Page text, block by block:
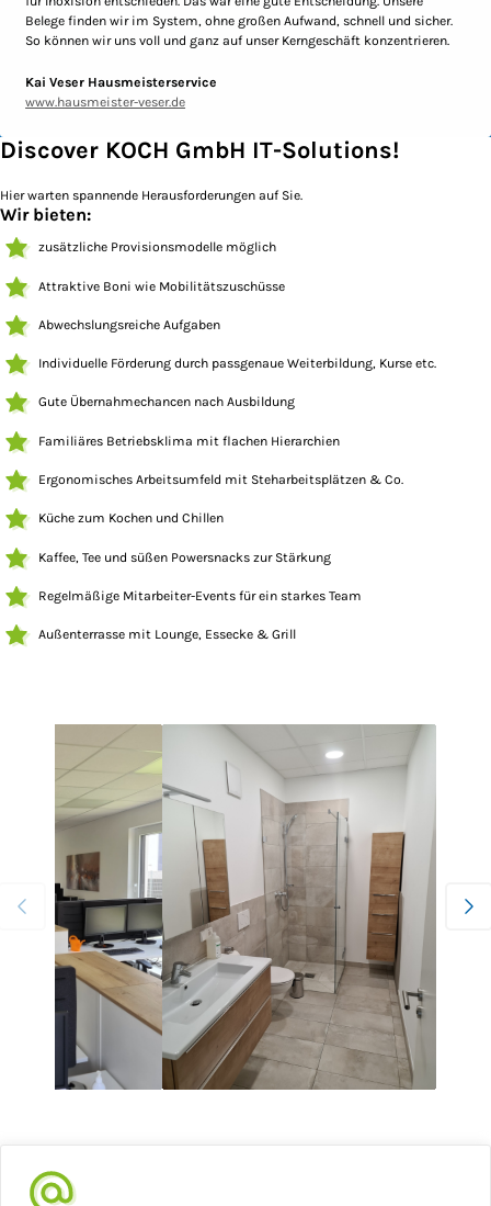
Belege finden wir im System, ohne großen Aufwand, schnell und sicher.
So können wir uns voll und ganz auf unser Kerngeschäft konzentrieren.
Kai Veser Hausmeisterservice
www.hausmeister-veser.de
Discover KOCH GmbH IT-Solutions!
Hier warten spannende Herausforderungen auf Sie.
Wir bieten:
zusätzliche Provisionsmodelle möglich
Attraktive Boni wie Mobilitätszuschüsse
Abwechslungsreiche Aufgaben
Individuelle Förderung durch passgenaue Weiterbildung, Kurse etc.
Gute Übernahmechancen nach Ausbildung
Familiäres Betriebsklima mit flachen Hierarchien
Ergonomisches Arbeitsumfeld mit Steharbeitsplätzen & Co.
Küche zum Kochen und Chillen
Kaffee, Tee und süßen Powersnacks zur Stärkung
Regelmäßige Mitarbeiter-Events für ein starkes Team
Außenterrasse mit Lounge, Essecke & Grill